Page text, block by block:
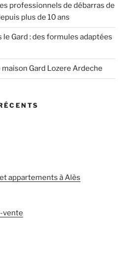
professionnels de débarras de
plus de 10 ans
le Gard : des formules adaptées
Gard Lozere Ardeche
appartements à Alès
vente